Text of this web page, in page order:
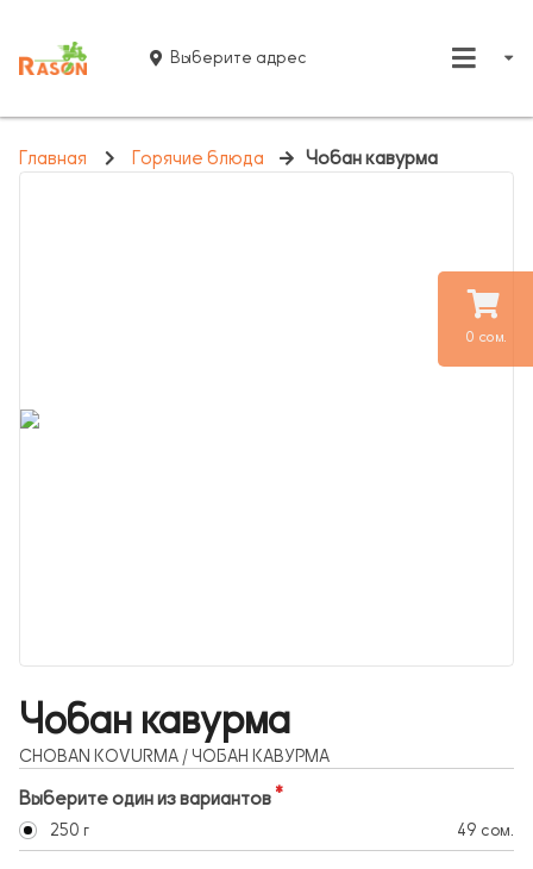
0 сом.
Выберите адрес
Главная Горячие блюда Чобан кавурма
Чобан кавурма
CHOBAN KOVURMA / ЧОБАН КАВУРМА
Выберите один из вариантов
250 г 49 сом.